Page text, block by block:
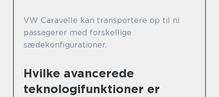
VW Caravelle kan transportere op til ni
passagerer med forskellige
sædekonfigurationer.
Hvilke avancerede
teknologifunktioner er